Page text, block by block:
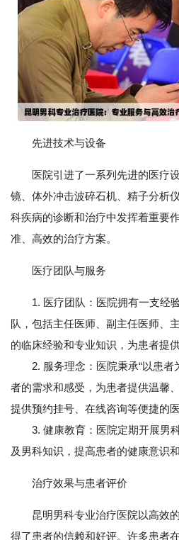
先进技术与设备
医院引进了一系列先进的医疗
镜、体外冲击波碎石机、精子分析
科疾病的诊断和治疗中发挥着重要
准、高效的治疗方案。
医疗团队与服务
1. 医疗团队：医院拥有一支经
队，包括主任医师、副主任医师、
的临床经验和专业知识，为患者提
2. 服务理念：医院秉承“以患者
者的需求和感受，为患者提供温馨
提供预约挂号、在线咨询等便捷的
3. 健康教育：医院定期开展男
及男科知识，提高患者的健康意识
治疗效果与患者评价
昆明男科专业治疗医院以高效
得了患者的信赖和好评。许多患者